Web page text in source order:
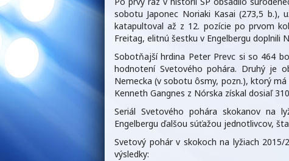
sobotu Japonec Noriaki Kasai (273,5 b.),
katapultoval až z 12. pozície po prvom
Freitag, elitnú šestku v Engelbergu doplnili
Sobotňajší hrdina Peter Prevc si so 464
hodnotení Svetového pohára. Druhý je
Nemecka (v sobotu ôsmy, pozn.), ktorý
Kenneth Gangnes z Nórska získal dosiaľ
Seriál Svetového pohára skokanov na
Engelbergu ďalšou súťažou jednotlivcov,
Svetový pohár v skokoch na lyžiach
výsledky: